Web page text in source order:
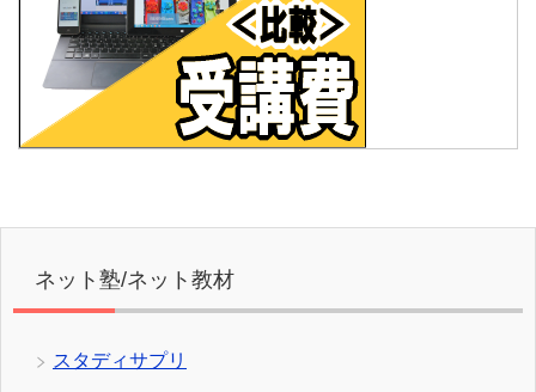
ネット塾/ネット教材
スタディサプリ